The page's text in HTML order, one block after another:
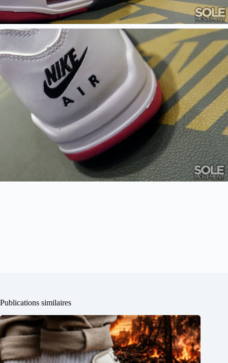
Publications similaires